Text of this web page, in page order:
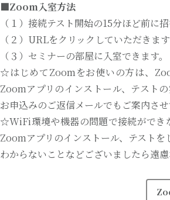
■Zoom入室方法
（１）接続テスト開始の15分ほど前に
（２）URLをクリックしていただきま
（３）セミナーの部屋に入室できます。
☆はじめてZoomをお使いの方は、
Zoomアプリのインストール、テスト
お申込みのご返信メールでもご案内さ
☆WiFi環境や機器の問題で接続ができ
Zoomアプリのインストール、テストを
わからないことなどございましたら遠